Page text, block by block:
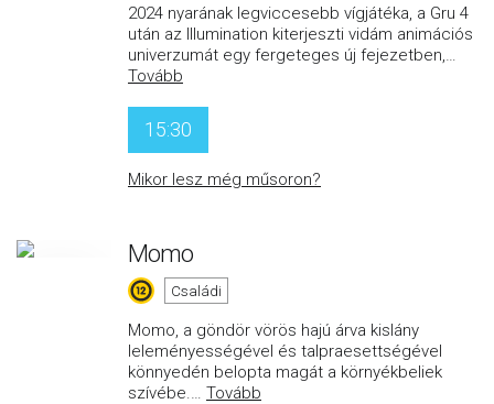
2024 nyarának legviccesebb vígjátéka, a Gru 4
után az Illumination kiterjeszti vidám animációs
univerzumát egy fergeteges új fejezetben,…
Tovább
15:30
Mikor lesz még műsoron?
Momo
Családi
Momo, a göndör vörös hajú árva kislány
leleményességével és talpraesettségével
könnyedén belopta magát a környékbeliek
szívébe.… Tovább